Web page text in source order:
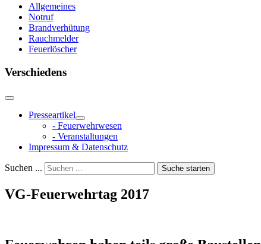
Allgemeines
Notruf
Brandverhütung
Rauchmelder
Feuerlöscher
Verschiedens
Presseartikel
- Feuerwehrwesen
- Veranstaltungen
Impressum & Datenschutz
Suchen ... Suche starten
VG-Feuerwehrtag 2017